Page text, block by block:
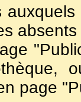
page